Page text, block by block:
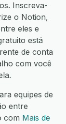
Inscreva-
o Notion,
eles e
está
de conta
com você
equipes de
entre
com Mais de